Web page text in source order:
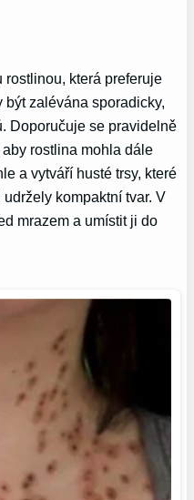
která preferuje
zalévána sporadicky,
Doporučuje se pravidelně
rostlina mohla dále
a vytváří husté trsy, které
kompaktní tvar. V
mrazem a umístit ji do